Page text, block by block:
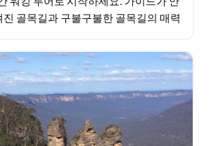
진 골목길과 구불구불한 골목길의 매력